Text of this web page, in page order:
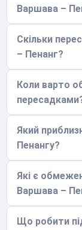
Варшава –
Скільки
– Пенанг?
Коли варто
Який
Пенангу?
Які є
Варшава –
Що робити